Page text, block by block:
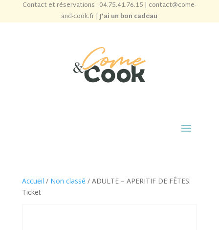
Contact et réservations : 04.75.41.76.15 | contact@come-
and-cook.fr|J’ai un bon cadeau
Accueil / Non classé / ADULTE – APERITIF DE FÊTES:
Ticket